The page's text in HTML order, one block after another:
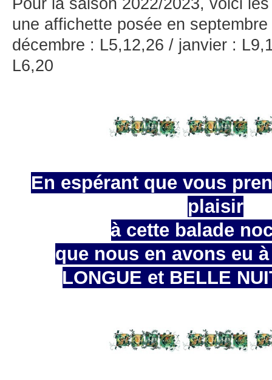
Pour la saison 2022/2023, voici
une affichette posée en septembre
décembre : L5,12,26 / janvier :
L6,20
En espérant que vous
plaisir
à cette balade
que nous en avons eu
LONGUE et BELLE